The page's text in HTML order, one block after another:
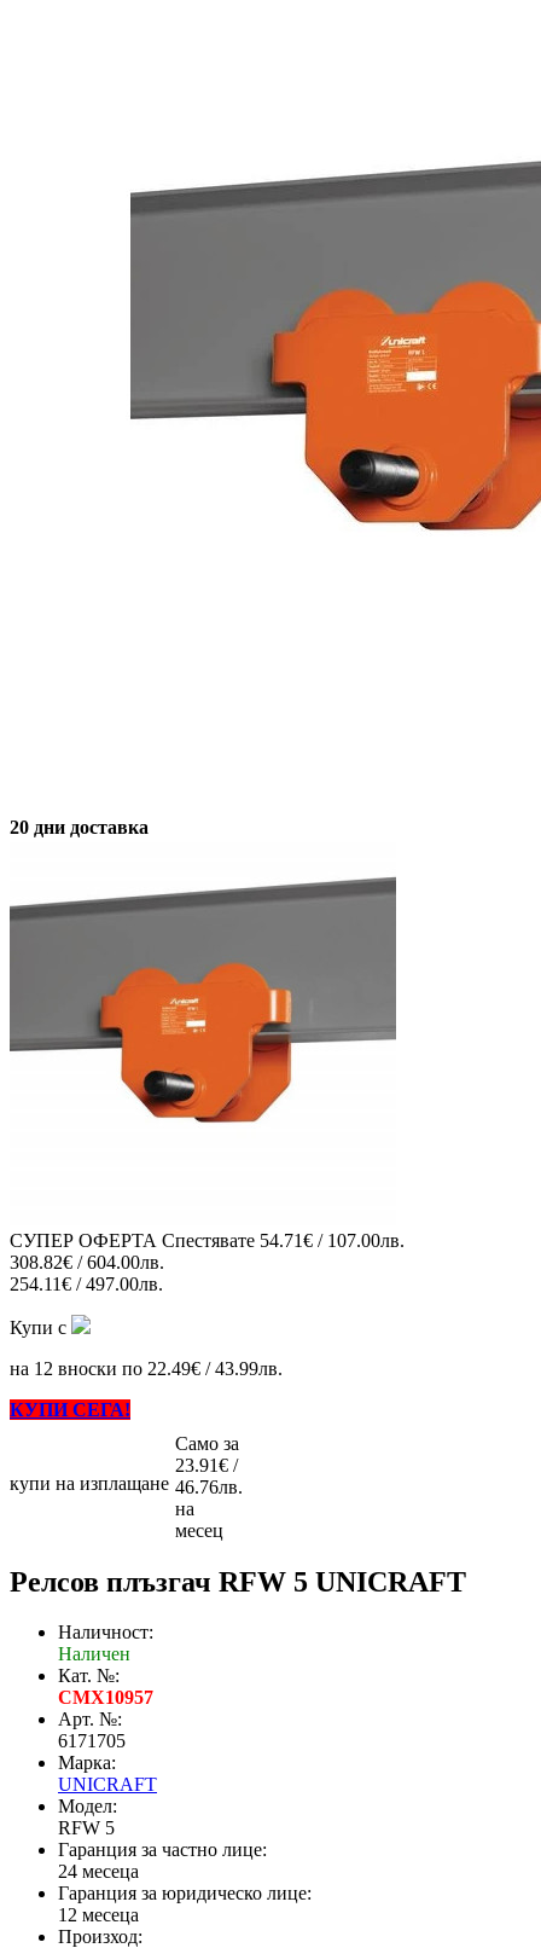
20 дни доставка
СУПЕР ОФЕРТА Спестявате 54.71€ / 107.00лв.
308.82€ / 604.00лв.
254.11€ / 497.00лв.
Купи с
на 12 вноски по 22.49€ / 43.99лв.
КУПИ СЕГА!
купи на изплащане
Само за
23.91€ /
46.76лв.
на
месец
Релсов плъзгач RFW 5 UNICRAFT
Наличност:
Наличен
Кат. №:
CMX10957
Арт. №:
6171705
Марка:
UNICRAFT
Модел:
RFW 5
Гаранция за частно лице:
24 месеца
Гаранция за юридическо лице:
12 месеца
Произход: